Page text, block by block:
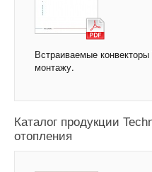
Встраиваемые
монтажу.
Каталог продукции
отопления